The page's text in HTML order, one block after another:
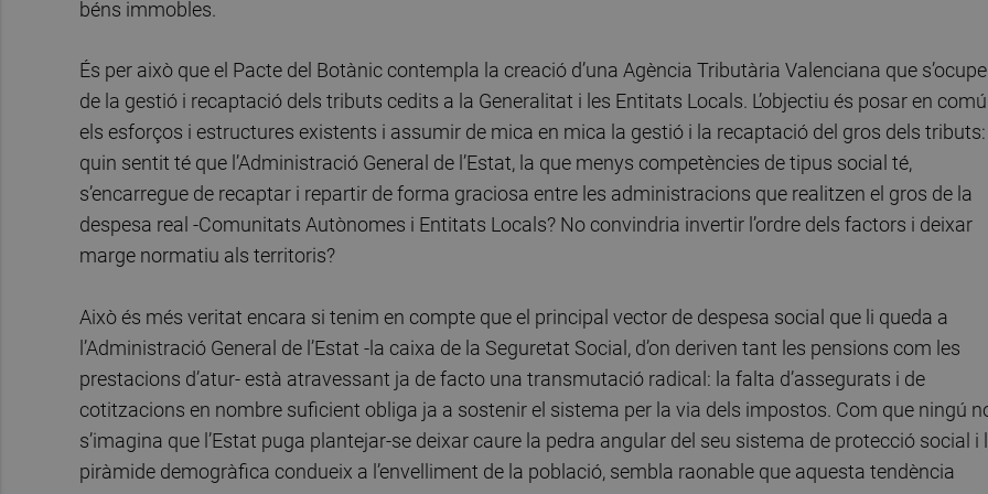
béns immobles.
És per això que el Pacte del Botànic contempla la creació d’una Agència Tributària Valenciana que s’ocupe
de la gestió i recaptació dels tributs cedits a la Generalitat i les Entitats Locals. L’objectiu és posar en comú
els esforços i estructures existents i assumir de mica en mica la gestió i la recaptació del gros dels tributs:
quin sentit té que l’Administració General de l’Estat, la que menys competències de tipus social té,
s’encarregue de recaptar i repartir de forma graciosa entre les administracions que realitzen el gros de la
despesa real -Comunitats Autònomes i Entitats Locals? No convindria invertir l’ordre dels factors i deixar
marge normatiu als territoris?
Això és més veritat encara si tenim en compte que el principal vector de despesa social que li queda a
l’Administració General de l’Estat -la caixa de la Seguretat Social, d’on deriven tant les pensions com les
prestacions d’atur- està atravessant ja de facto una transmutació radical: la falta d’assegurats i de
cotitzacions en nombre suficient obliga ja a sostenir el sistema per la via dels impostos. Com que ningú
s’imagina que l’Estat puga plantejar-se deixar caure la pedra angular del seu sistema de protecció social i
piràmide demogràfica condueix a l’envelliment de la població, sembla raonable que aquesta tendència